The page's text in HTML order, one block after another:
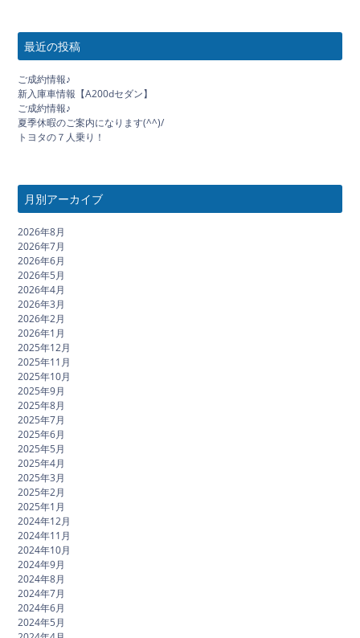
最近の投稿
ご成約情報♪
新入庫車情報【A200dセダン】
ご成約情報♪
夏季休暇のご案内になります(^^)/
トヨタの７人乗り！
月別アーカイブ
2026年8月
2026年7月
2026年6月
2026年5月
2026年4月
2026年3月
2026年2月
2026年1月
2025年12月
2025年11月
2025年10月
2025年9月
2025年8月
2025年7月
2025年6月
2025年5月
2025年4月
2025年3月
2025年2月
2025年1月
2024年12月
2024年11月
2024年10月
2024年9月
2024年8月
2024年7月
2024年6月
2024年5月